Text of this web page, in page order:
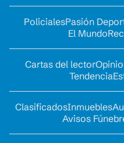
PolicialesPasión
El Mundo
Cartas del lector
Tendencia
ClasificadosInmuebles
Avisos